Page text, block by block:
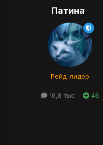
Патина
Рейд-лидер
16,8 тыс 46